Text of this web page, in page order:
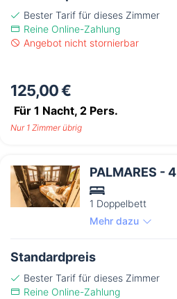
Bester Tarif für dieses Zimmer
Reine Online-Zahlung
Angebot nicht stornierbar
125,00 €
Für 1 Nacht, 2 Pers.
Nur 1 Zimmer übrig
PALMARES - 4
1 Doppelbett
Mehr dazu
Standardpreis
Bester Tarif für dieses Zimmer
Reine Online-Zahlung